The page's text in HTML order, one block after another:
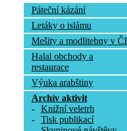
Páteční kázání
Letáky o islámu
Mešity a modlitebny v
Halal obchody a
restaurace
Výuka arabštiny
Archív aktivit
-
Knižní veletrh
-
Tisk publikací